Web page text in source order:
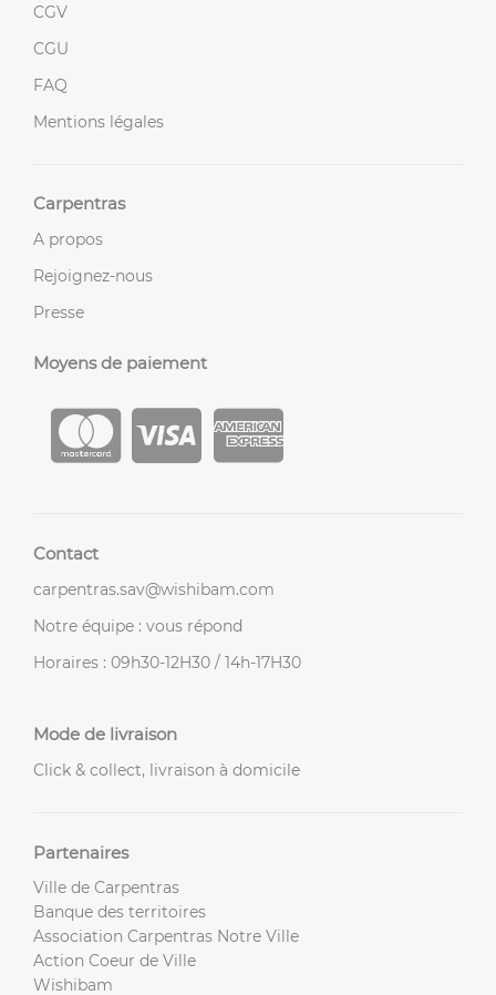
CGV
CGU
FAQ
Mentions légales
Carpentras
A propos
Rejoignez-nous
Presse
Moyens de paiement
Contact
carpentras.sav@wishibam.com
Notre équipe : vous répond
Horaires : 09h30-12H30 / 14h-17H30
Mode de livraison
Click & collect, livraison à domicile
Partenaires
Ville de Carpentras
Banque des territoires
Association Carpentras Notre Ville
Action Coeur de Ville
Wishibam